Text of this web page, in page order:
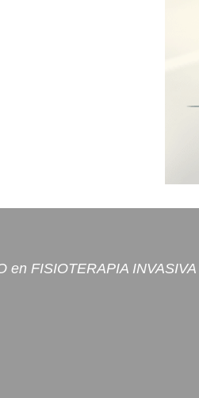
en FISIOTERAPIA INVASIVA